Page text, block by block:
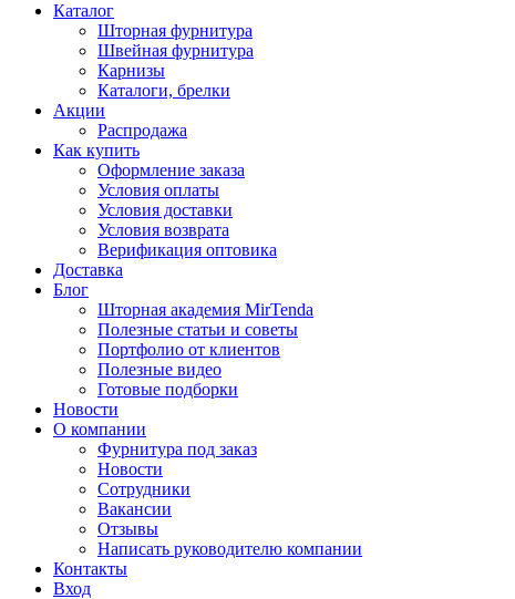
Каталог
Шторная фурнитура
Швейная фурнитура
Карнизы
Каталоги, брелки
Акции
Распродажа
Как купить
Оформление заказа
Условия оплаты
Условия доставки
Условия возврата
Верификация оптовика
Доставка
Блог
Шторная академия MirTenda
Полезные статьи и советы
Портфолио от клиентов
Полезные видео
Готовые подборки
Новости
О компании
Фурнитура под заказ
Новости
Сотрудники
Вакансии
Отзывы
Написать руководителю компании
Контакты
Вход